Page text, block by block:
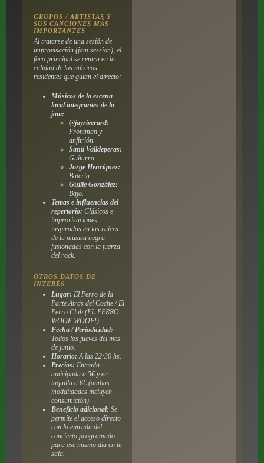
GRUPOS / ARTISTAS Y
SUS CANCIONES MÁS
IMPORTANTES
Al tratarse de una sesión de
improvisación (jam session), el
foco principal se centra en la
calidad de los músicos
residentes que guían el directo:
Músicos de la escena
local integrantes de la
jam:
@jayriverard:
Frontman y
anfitrión.
Santi Valldeperas:
Guitarra.
Jorge Henríquez:
Batería.
Guille González:
Bajo.
Temas e influencias del
repertorio: Clásicos e
improvisaciones
inspiradas en las raíces
de la música negra
fusionadas con la fuerza
del rock.
OTROS DATOS DE
INTERÉS
Lugar: El Perro de la
Parte Atrás del Coche / El
Perro Club (EL PERRO.
WOOF WOOF!).
Fecha / Periodicidad:
Todos los jueves del mes
de junio.
Horario: A las 22:30 hs.
Precios: Entrada
anticipada a 5€ y en
taquilla a 6€ (ambas
modalidades incluyen
consumición).
Beneficio adicional: Se
permite el acceso directo
con la entrada del
concierto programado
para ese mismo día en la
sala.